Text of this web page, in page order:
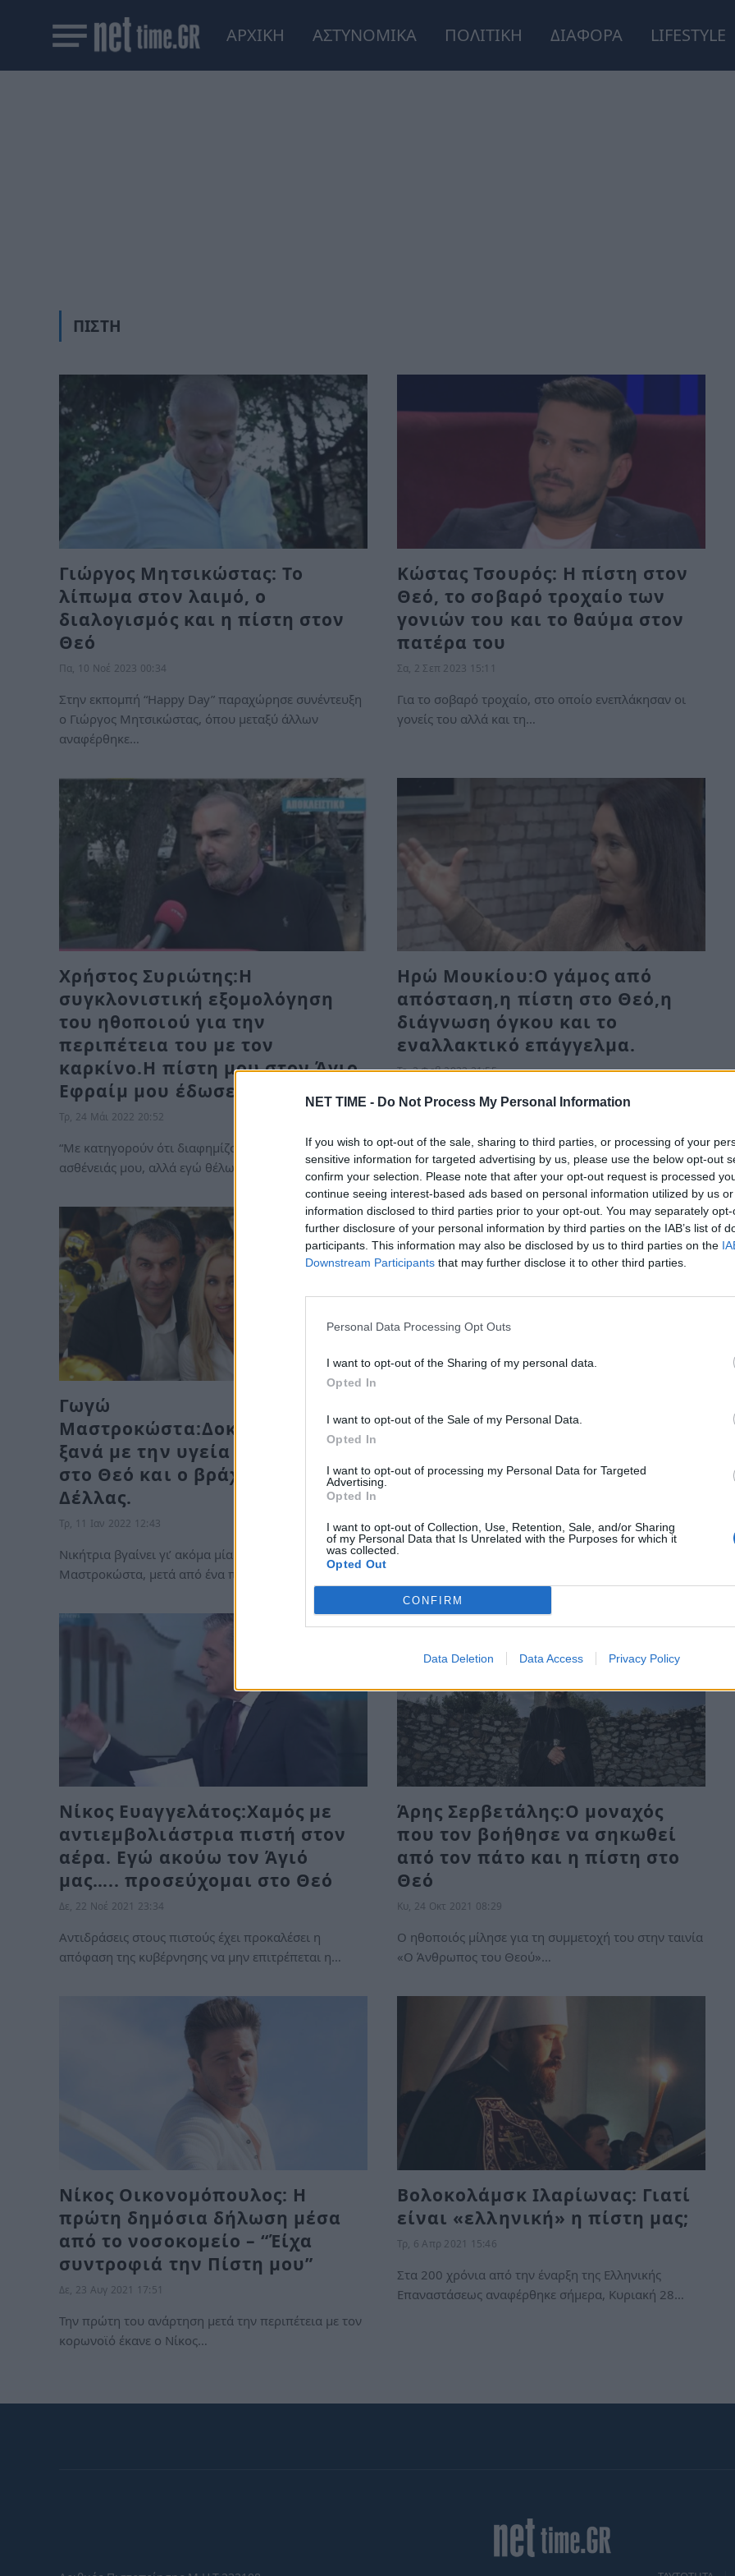
NET TIME - Do Not Process My Personal Information
If you wish to opt-out of the sale, sharing to third parties, or processing of your
sensitive information for targeted advertising by us, please use the below opt-out
confirm your selection. Please note that after your opt-out request is processed
continue seeing interest-based ads based on personal information utilized by us
information disclosed to third parties prior to your opt-out. You may separately
further disclosure of your personal information by third parties on the IAB’s list of
participants. This information may also be disclosed by us to third parties on the
Downstream Participants that may further disclose it to other third parties.
Personal Data Processing Opt Outs
I want to opt-out of the Sharing of my personal data.
Opted In
I want to opt-out of the Sale of my Personal Data.
Opted In
I want to opt-out of processing my Personal Data for Targeted
Advertising.
Opted In
I want to opt-out of Collection, Use, Retention, Sale, and/or Sharing
of my Personal Data that Is Unrelated with the Purposes for which it
was collected.
Opted Out
CONFIRM
Data Deletion Data Access Privacy Policy
ΑΡΧΙΚΗ ΑΣΤΥΝΟΜΙΚΑ ΠΟΛΙΤΙΚΗ ΔΙΑΦΟΡΑ LIFESTYLE
ΠΊΣΤΗ
Γιώργος Μητσικώστας: Το
λίπωμα στον λαιμό, ο
διαλογισμός και η πίστη στον
Θεό
Πα, 10 Νοέ 2023 00:34
Στην εκπομπή “Happy Day” παραχώρησε συνέντευξη
ο Γιώργος Μητσικώστας, όπου μεταξύ άλλων
αναφέρθηκε…
Κώστας Τσουρός: Η πίστη στον
Θεό, το σοβαρό τροχαίο των
γονιών του και το θαύμα στον
πατέρα του
Σα, 2 Σεπ 2023 15:11
Για το σοβαρό τροχαίο, στο οποίο ενεπλάκησαν οι
γονείς του αλλά και τη…
Χρήστος Συριώτης:Η
συγκλονιστική εξομολόγηση
του ηθοποιού για την
περιπέτεια του με τον
καρκίνο.Η πίστη μου στον Άγιο
Εφραίμ μου έδωσε δύναμη……
Τρ, 24 Μάι 2022 20:52
“Με κατηγορούν ότι διαφημίζομαι μέσω της
ασθένειάς μου, αλλά εγώ θέλω να ενημερώνω…
Ηρώ Μουκίου:Ο γάμος από
απόσταση,η πίστη στο Θεό,η
διάγνωση όγκου και το
εναλλακτικό επάγγελμα.
Τε, 2 Φεβ 2022 21:55
Αποκαλυπτική όσο ποτέ η γνωστή ηθοποιός Ηρώ
Γωγώ
Μαστροκώστα:Δοκιμάζεται
ξανά με την υγεία της.Η πίστη
στο Θεό και ο βράχος Τραιανός
Δέλλας.
Τρ, 11 Ιαν 2022 12:43
Νικήτρια βγαίνει γι’ ακόμα μία φορά η Γωγώ
Μαστροκώστα, μετά από ένα πρόβλημα…
Θεό,οι ιδιαίτερες δυνάμεις και
Πα, 7 Ιαν 2022 09:28
«δυνάμεις» του μίλησε ο…
Νίκος Ευαγγελάτος:Χαμός με
αντιεμβολιάστρια πιστή στον
αέρα. Εγώ ακούω τον Άγιό
μας….. προσεύχομαι στο Θεό
Δε, 22 Νοέ 2021 23:34
Αντιδράσεις στους πιστούς έχει προκαλέσει η
απόφαση της κυβέρνησης να μην επιτρέπεται η…
Άρης Σερβετάλης:Ο μοναχός
που τον βοήθησε να σηκωθεί
από τον πάτο και η πίστη στο
Θεό
Κυ, 24 Οκτ 2021 08:29
Ο ηθοποιός μίλησε για τη συμμετοχή του στην ταινία
«Ο Άνθρωπος του Θεού»…
Νίκος Οικονομόπουλος: Η
πρώτη δημόσια δήλωση μέσα
από το νοσοκομείο – “Έίχα
συντροφιά την Πίστη μου”
Δε, 23 Αυγ 2021 17:51
Την πρώτη του ανάρτηση μετά την περιπέτεια με τον
κορωνοϊό έκανε ο Νίκος…
Βολοκολάμσκ Ιλαρίωνας: Γιατί
είναι «ελληνική» η πίστη μας;
Τρ, 6 Απρ 2021 15:46
Στα 200 χρόνια από την έναρξη της Ελληνικής
Επαναστάσεως αναφέρθηκε σήμερα, Κυριακή 28…